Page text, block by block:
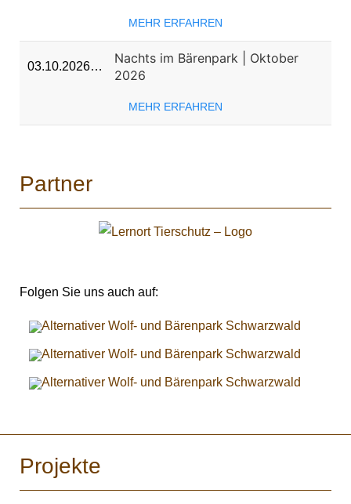
MEHR ERFAHREN
03.10.2026…
Nachts im Bärenpark | Oktober
2026
MEHR ERFAHREN
Partner
Folgen Sie uns auch auf:
Projekte